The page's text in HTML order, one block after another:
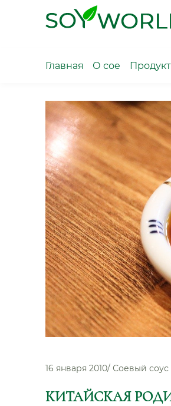
Главная О сое
16 января 2010/ Соевый соус
КИТАЙСКАЯ